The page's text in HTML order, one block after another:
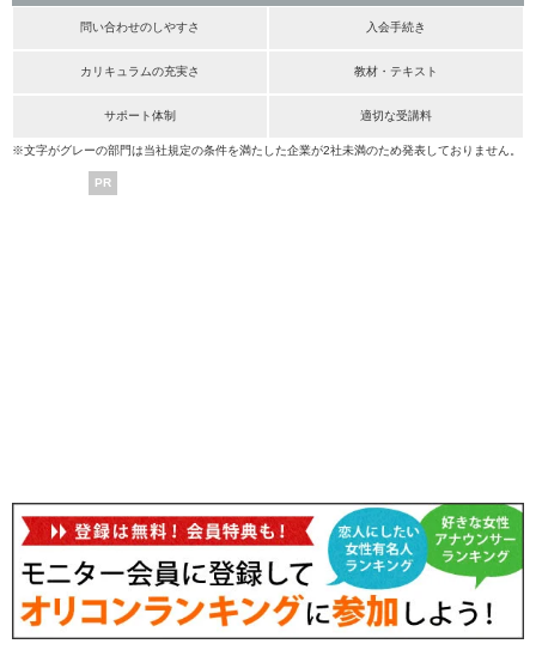
問い合わせのしやすさ 入会手続き
カリキュラムの充実さ 教材・テキスト
サポート体制 適切な受講料
※文字がグレーの部門は当社規定の条件を満たした企業が2社未満のため発表しておりません。
PR